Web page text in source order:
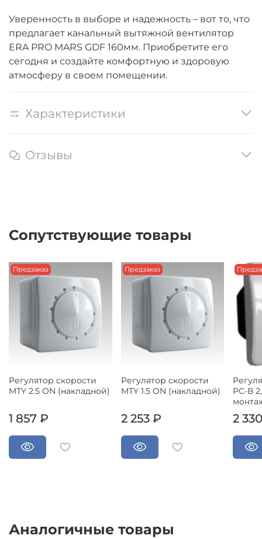
Уверенность в выборе и надежность – вот то, что
предлагает канальный вытяжной вентилятор
ERA PRO MARS GDF 160мм. Приобретите его
сегодня и создайте комфортную и здоровую
атмосферу в своем помещении.
Характеристики
Отзывы
Сопутствующие товары
Предзаказ
Регулятор скорости
MTY 2.5 ON (накладной)
1 857 ₽
Предзаказ
Регулятор скорости
MTY 1.5 ON (накладной)
2 253 ₽
РС-В
2
Аналогичные товары